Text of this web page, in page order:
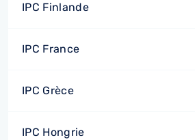
IPC Finlande
IPC France
IPC Grèce
IPC Hongrie